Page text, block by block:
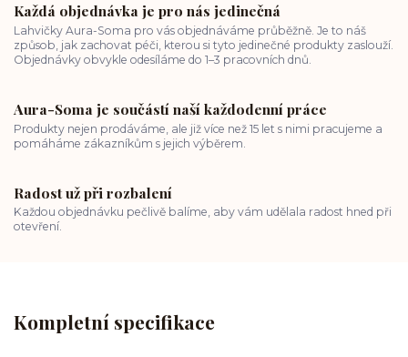
Každá objednávka je pro nás jedinečná
Lahvičky Aura-Soma pro vás objednáváme průběžně. Je to náš
způsob, jak zachovat péči, kterou si tyto jedinečné produkty zaslouží.
Objednávky obvykle odesíláme do 1–3 pracovních dnů.
Aura-Soma je součástí naší každodenní práce
Produkty nejen prodáváme, ale již více než 15 let s nimi pracujeme a
pomáháme zákazníkům s jejich výběrem.
Radost už při rozbalení
Každou objednávku pečlivě balíme, aby vám udělala radost hned při
otevření.
Kompletní specifikace